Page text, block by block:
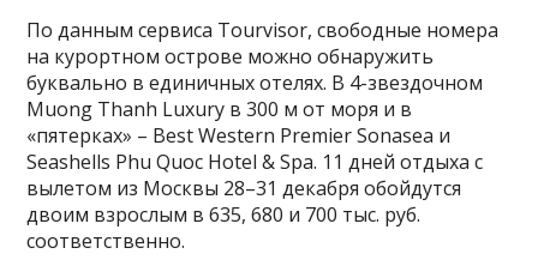
По данным сервиса Tourvisor, свободные номера
на курортном острове можно обнаружить
буквально в единичных отелях. В 4-звездочном
Muong Thanh Luxury в 300 м от моря и в
«пятерках» – Best Western Premier Sonasea и
Seashells Phu Quoc Hotel & Spa. 11 дней отдыха с
вылетом из Москвы 28–31 декабря обойдутся
двоим взрослым в 635, 680 и 700 тыс. руб.
соответственно.